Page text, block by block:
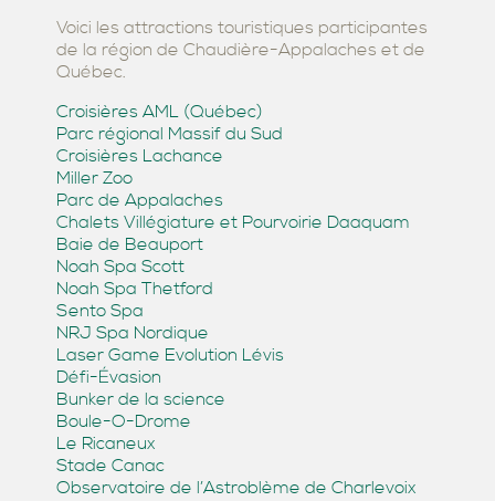
Voici les attractions touristiques participantes
de la région de Chaudière-Appalaches et de
Québec.
Croisières AML (Québec)
Parc régional Massif du Sud
Croisières Lachance
Miller Zoo
Parc de Appalaches
Chalets Villégiature et Pourvoirie Daaquam
Baie de Beauport
Noah Spa Scott
Noah Spa Thetford
Sento Spa
NRJ Spa Nordique
Laser Game Evolution Lévis
Défi-Évasion
Bunker de la science
Boule-O-Drome
Le Ricaneux
Stade Canac
Observatoire de l’Astroblème de Charlevoix